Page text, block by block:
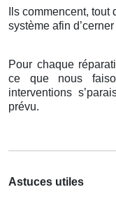
Ils commencent,
système afin
Pour chaque
ce que nous
interventions
prévu.
Astuces utiles